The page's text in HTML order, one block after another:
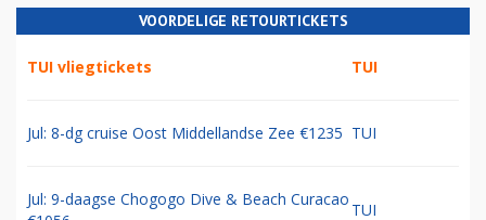
VOORDELIGE RETOURTICKETS
TUI vliegtickets TUI
Jul: 8-dg cruise Oost Middellandse Zee €1235 TUI
Jul: 9-daagse Chogogo Dive & Beach Curacao
TUI